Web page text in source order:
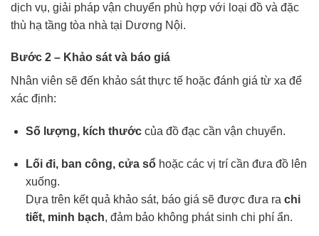
dịch vụ, giải pháp vận chuyển phù hợp với loại đồ và đặc
thù hạ tầng tòa nhà tại Dương Nội.
Bước 2 – Khảo sát và báo giá
Nhân viên sẽ đến khảo sát thực tế hoặc đánh giá từ xa để
xác định:
Số lượng, kích thướccủa đồ đạc cần vận chuyển.
Lối đi, ban công, cửa sổhoặc các vị trí cần đưa đồ lên
xuống.
Dựa trên kết quả khảo sát, báo giá sẽ được đưa ra chi
tiết, minh bạch, đảm bảo không phát sinh chi phí ẩn.